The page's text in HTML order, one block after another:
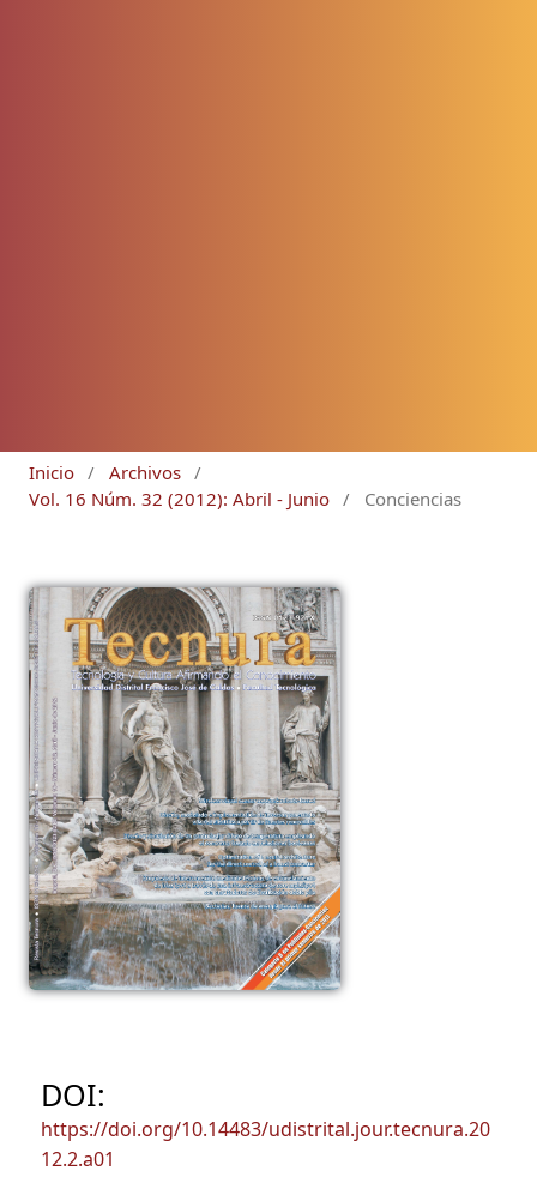
Inicio / Archivos /
Vol. 16 Núm. 32 (2012): Abril - Junio / Conciencias
DOI:
https://doi.org/10.14483/udistrital.jour.tecnura.20
12.2.a01